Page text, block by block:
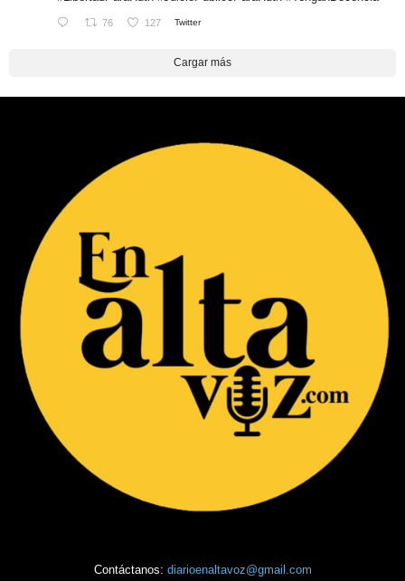
76 127 Twitter
Cargar más
Contáctanos: diarioenaltavoz@gmail.com